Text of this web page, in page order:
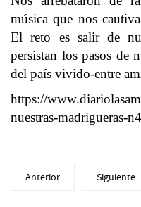
música que nos
El reto es salir de
persistan los pasos de
del país vivido-entre
https://
nuestras-madrigueras-
Anterior Siguiente